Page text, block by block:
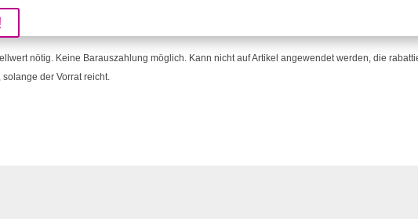
nötig. Keine Barauszahlung möglich. Kann nicht auf Artikel angewendet werden, die
der Vorrat reicht.